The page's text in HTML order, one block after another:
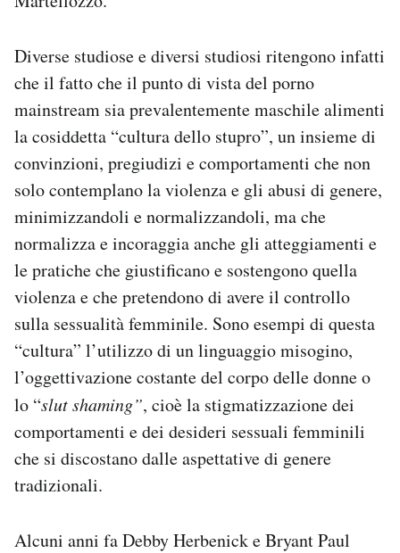
Diverse studiose e diversi studiosi ritengono infatti
che il fatto che il punto di vista del porno
mainstream sia prevalentemente maschile alimenti
la cosiddetta “cultura dello stupro”, un insieme di
convinzioni, pregiudizi e comportamenti che non
solo contemplano la violenza e gli abusi di genere,
minimizzandoli e normalizzandoli, ma che
normalizza e incoraggia anche gli atteggiamenti e
le pratiche che giustificano e sostengono quella
violenza e che pretendono di avere il controllo
sulla sessualità femminile. Sono esempi di questa
“cultura” l’utilizzo di un linguaggio misogino,
l’oggettivazione costante del corpo delle donne o
lo “slut shaming”, cioè la stigmatizzazione dei
comportamenti e dei desideri sessuali femminili
che si discostano dalle aspettative di genere
tradizionali.
Alcuni anni fa Debby Herbenick e Bryant Paul